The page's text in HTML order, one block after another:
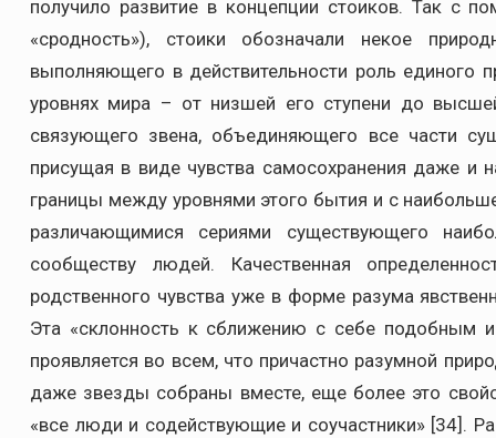
получило развитие в концепции стоиков. Так с
«сродность»), стоики обозначали некое
выполняющего в действительности роль единого
уровнях мира – от низшей его ступени до
связующего звена, объединяющего все части
присущая в виде чувства самосохранения даже и
границы между уровнями этого бытия и с
различающимися сериями существующего
сообществу людей. Качественная
родственного чувства уже в форме разума
Эта «склонность к сближению с себе подобным
проявляется во всем, что причастно разумной
даже звезды собраны вместе, еще более это
«все люди и содействующие и соучастники» [34].